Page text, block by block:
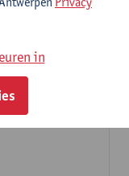
in de
talen.
in